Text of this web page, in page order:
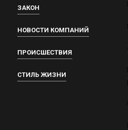
ЗАКОН
НОВОСТИ КОМПАНИЙ
ПРОИСШЕСТВИЯ
СТИЛЬ ЖИЗНИ